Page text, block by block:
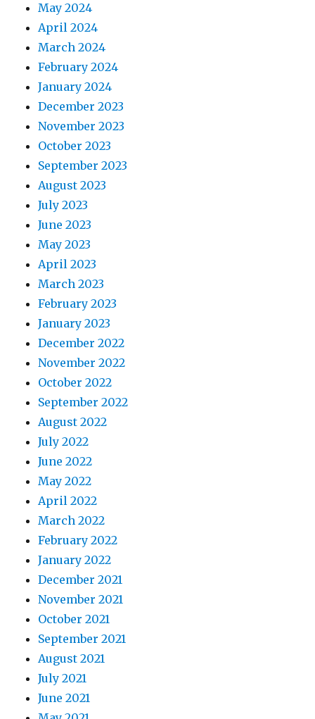
May 2024
April 2024
March 2024
February 2024
January 2024
December 2023
November 2023
October 2023
September 2023
August 2023
July 2023
June 2023
May 2023
April 2023
March 2023
February 2023
January 2023
December 2022
November 2022
October 2022
September 2022
August 2022
July 2022
June 2022
May 2022
April 2022
March 2022
February 2022
January 2022
December 2021
November 2021
October 2021
September 2021
August 2021
July 2021
June 2021